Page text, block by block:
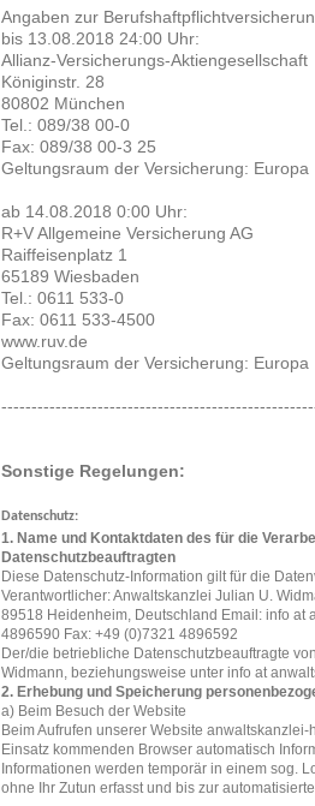
Angaben zur
bis 13.08.2018 24:00 Uhr:
Allianz-Versicherungs-Aktiengesellschaft
Königinstr. 28
80802 München
Tel.: 089/38 00-0
Fax: 089/38 00-3 25
Geltungsraum der Versicherung: Europa
ab 14.08.2018 0:00 Uhr:
R+V Allgemeine Versicherung AG
Raiffeisenplatz 1
65189 Wiesbaden
Tel.: 0611 533-0
Fax: 0611 533-4500
www.ruv.de
Geltungsraum der Versicherung: Europa
Sonstige Regelungen:
Datenschutz:
1. Name und Kontaktdaten des für die
Datenschutzbeauftragten
Diese Datenschutz-Information gilt für die
Verantwortlicher: Anwaltskanzlei Julian U.
89518 Heidenheim, Deutschland Email: info at
4896590 Fax: +49 (0)7321 4896592
Der/die betriebliche Datenschutzbeauftragte
Widmann, beziehungsweise unter info at
2. Erhebung und Speicherung
a) Beim Besuch der Website
Beim Aufrufen unserer Website
Einsatz kommenden Browser automatisch
Informationen werden temporär in einem sog.
ohne Ihr Zutun erfasst und bis zur